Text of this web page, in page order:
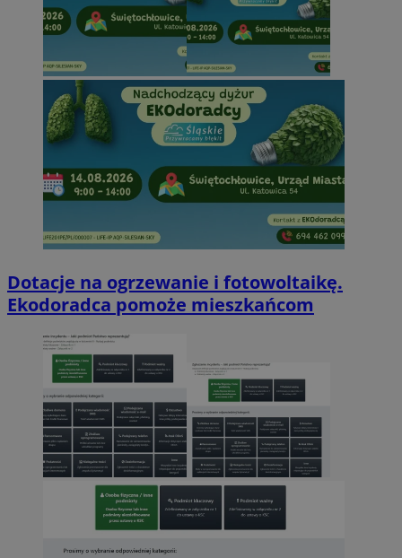
Dotacje na ogrzewanie i fotowoltaikę.
Ekodoradca pomoże mieszkańcom